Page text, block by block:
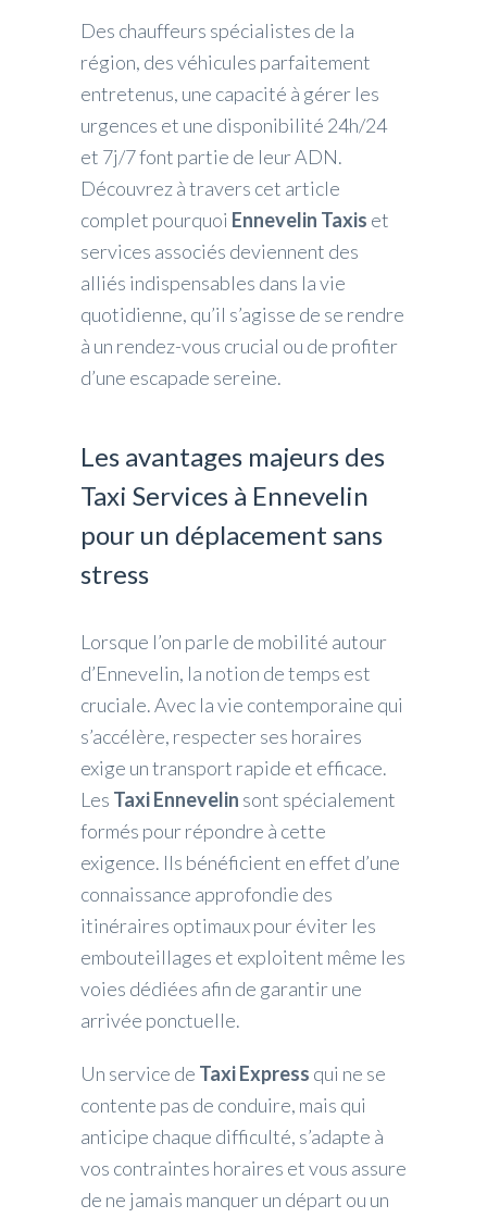
Des chauffeurs spécialistes de la
région, des véhicules parfaitement
entretenus, une capacité à gérer les
urgences et une disponibilité 24h/24
et 7j/7 font partie de leur ADN.
Découvrez à travers cet article
complet pourquoi Ennevelin Taxis et
services associés deviennent des
alliés indispensables dans la vie
quotidienne, qu’il s’agisse de se rendre
à un rendez-vous crucial ou de profiter
d’une escapade sereine.
Les avantages majeurs des
Taxi Services à Ennevelin
pour un déplacement sans
stress
Lorsque l’on parle de mobilité autour
d’Ennevelin, la notion de temps est
cruciale. Avec la vie contemporaine qui
s’accélère, respecter ses horaires
exige un transport rapide et efficace.
Les Taxi Ennevelin sont spécialement
formés pour répondre à cette
exigence. Ils bénéficient en effet d’une
connaissance approfondie des
itinéraires optimaux pour éviter les
embouteillages et exploitent même les
voies dédiées afin de garantir une
arrivée ponctuelle.
Un service de Taxi Express qui ne se
contente pas de conduire, mais qui
anticipe chaque difficulté, s’adapte à
vos contraintes horaires et vous assure
de ne jamais manquer un départ ou un